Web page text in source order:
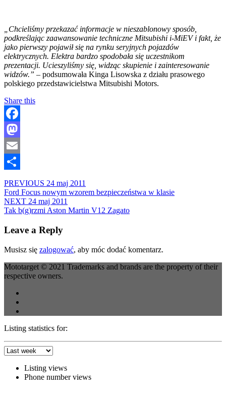
„Chcieliśmy przekazać informacje w nieszablonowy sposób,
podkreślając zaawansowanie techniczne Mitsubishi i-MiEV i fakt, że
jako pierwszy pojawił się na rynku seryjnych pojazdów
elektrycznych. Elektra bardzo spodobała się uczestnikom
prezentacji. Ucieszyliśmy się, widząc skupienie i zainteresowanie
widzów.” – podsumowała Kinga Lisowska z działu prasowego
polskiego przedstawicielstwa Mitsubishi Motors.
Share this
Facebook
Mastodon
Email
PREVIOUS 24 maj 2011
Ford Focus nowym wzorem bezpieczeństwa w klasie
NEXT 24 maj 2011
Tak b(g)rzmi Aston Martin V12 Zagato
Leave a Reply
Musisz się zalogować, aby móc dodać komentarz.
Mototarget © 2021 Trademarks and brands are the property of their
respective owners.
Listing statistics for:
Listing views
Phone number views